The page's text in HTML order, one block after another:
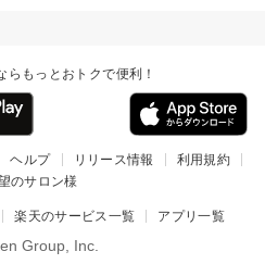
らもっとおトクで便利！
ヘルプ リリース情報
利用規約
のサロン様
楽天のサービス一覧 アプリ一覧
Group, Inc.